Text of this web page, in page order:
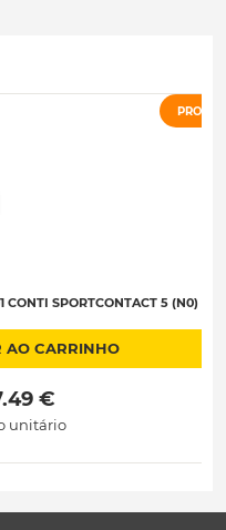
CONTI SPORTCONTACT 5 (N0) C-
AO CARRINHO
€
unitário